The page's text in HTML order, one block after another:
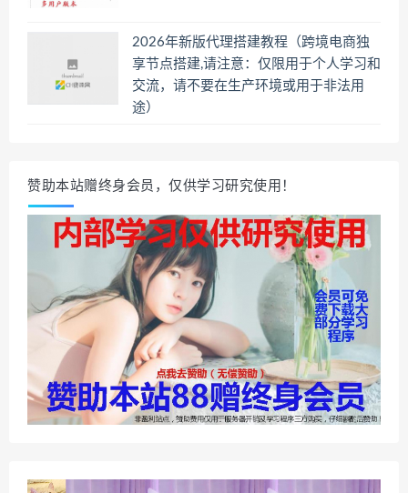
2026年新版代理搭建教程（跨境电商独
享节点搭建,请注意：仅限用于个人学习和
交流，请不要在生产环境或用于非法用
途）
赞助本站赠终身会员，仅供学习研究使用！